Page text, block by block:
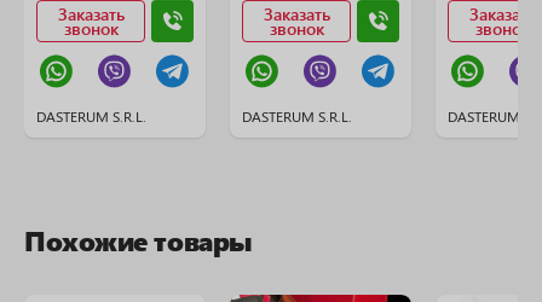
Заказать
звонок
DASTERUM S.R.L.
Заказать
звонок
DASTERUM S.R.L.
Заказать
звонок
DASTERUM
Похожие товары